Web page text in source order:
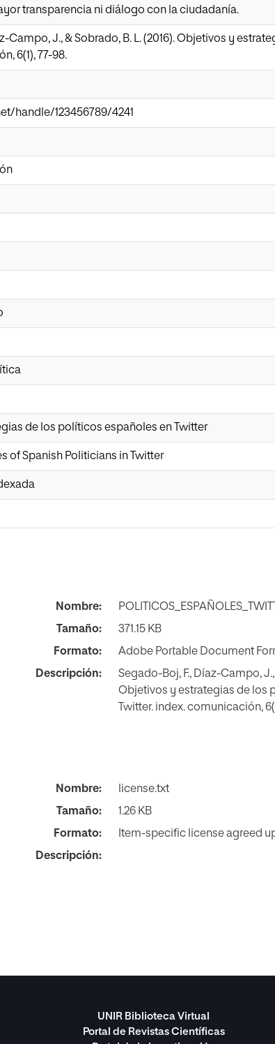
transparencia ni diálogo con la ciudadanía.
Campo, J., & Sobrado, B. L. (2016). Objetivos y
6(1), 77-98.
handle/123456789/4241
de los políticos españoles en Twitter
of Spanish Politicians in Twitter
Nombre:
Tamaño:
371.15 KB
Formato:
Adobe Portable Document
Descripción:
Segado-Boj, F., Díaz-Campo, J.,
Objetivos y estrategias de los
Twitter. index. comunicación,
Nombre:
license.txt
Tamaño:
1.26 KB
Formato:
Item-specific license agreed
Descripción:
UNIR Biblioteca Virtual
Portal de Revistas Científicas